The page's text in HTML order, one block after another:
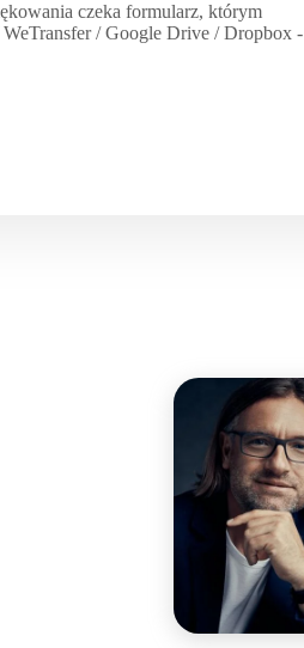
czeka formularz, którym
/ Google Drive / Dropbox -